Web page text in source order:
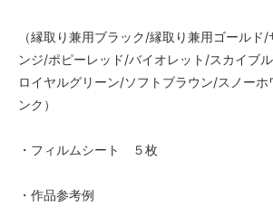
（縁取り兼用ブラック/縁取り兼用ゴールド
ンジ/ポピーレッド/バイオレット/スカイブ
ロイヤルグリーン/ソフトブラウン/スノー
ンク）
・フィルムシート ５枚
・作品参考例